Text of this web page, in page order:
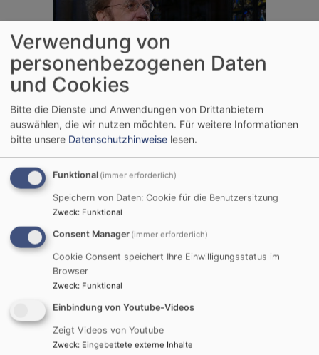
Verwendung von
personenbezogenen Daten
und Cookies
Bitte die Dienste und Anwendungen von Drittanbietern
auswählen, die wir nutzen möchten. Für weitere Informationen
bitte unsere Datenschutzhinweise lesen.
Funktional (immer erforderlich)
Speichern von Daten: Cookie für die Benutzersitzung
Zweck: Funktional
Consent Manager (immer erforderlich)
Cookie Consent speichert Ihre Einwilligungsstatus im
Browser
Zweck: Funktional
Einbindung von Youtube-Videos
Zeigt Videos von Youtube
Zweck: Eingebettete externe Inhalte